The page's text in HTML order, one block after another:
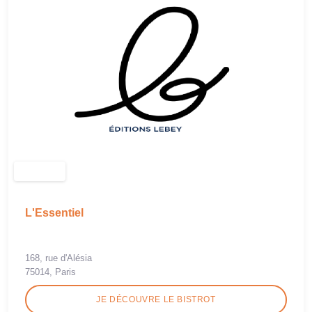
L'Essentiel
168, rue d'Alésia
75014, Paris
JE DÉCOUVRE LE BISTROT